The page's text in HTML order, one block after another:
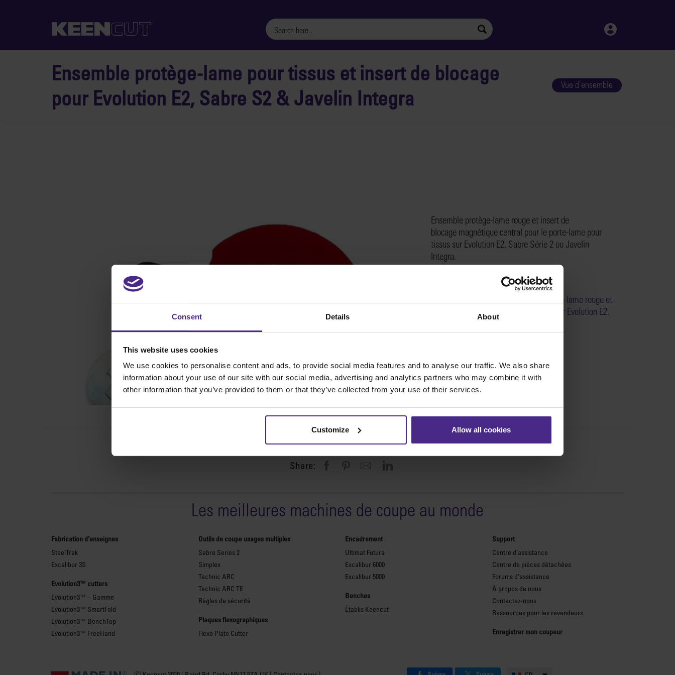
Consent Details About
This website uses cookies
We use cookies to personalise content and ads, to provide social media features and to analyse our traffic. We also share
information about your use of our site with our social media, advertising and analytics partners who may combine it with
other information that you’ve provided to them or that they’ve collected from your use of their services.
Customize Allow all cookies
Ensemble protège-lame pour tissus et insert de blocage
pour Evolution E2, Sabre S2 & Javelin Integra
Vue d'ensemble
Ensemble protège-lame rouge et insert de
blocage magnétique central pour le porte-lame pour
tissus sur Evolution E2, Sabre Série 2 ou Javelin
Integra.
Comment remplacer l’ensemble protège-lame rouge et
insert de blocage magnétique central sur Evolution E2,
Sabre S2 & Javelin Integra >
Share:
Les meilleures machines de coupe au monde
Fabrication d’enseignes
SteelTrak
Excalibur 3S
Evolution3™ cutters
Evolution3™ – Gamme
Evolution3™ SmartFold
Evolution3™ BenchTop
Evolution3™ FreeHand
Outils de coupe usages multiples
Sabre Series 2
Simplex
Technic ARC
Technic ARC TE
Règles de sécurité
Plaques flexographiques
Flexo Plate Cutter
Encadrement
Ultimat Futura
Excalibur 6000
Excalibur 5000
Benches
Établis Keencut
Support
Centre d’assistance
Centre de pièces détachées
Forums d’assistance
À propos de nous
Contactez-nous
Ressources pour les revendeurs
Enregistrer mon coupeur